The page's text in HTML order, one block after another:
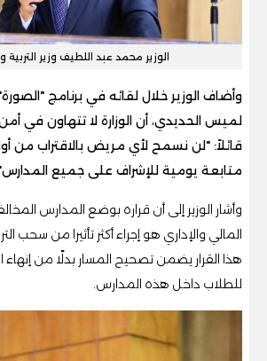
الوزير محمد عبد اللطيف وزير التربية
وأضاف الوزير خلال لقائه في برنامج
لميس الحديدي، أن الوزارة لا تتهاون في
قائلاً: "لن نسمح لأي مريض بالاقتراب من
متابعة يومية للإشراف على جميع
وأشار الوزير إلى أن قراره بوضع المدارس
المالي والإداري هو إجراء أكثر تأثيرا من سحب
هذا القرار يضمن تصحيح المسار بدلًا من إنهاء
للطلاب داخل هذه المدارس.